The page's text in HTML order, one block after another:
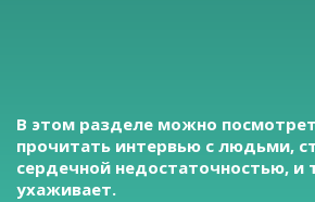
В этом разделе можно
прочитать интервью с людьми,
сердечной недостаточностью, и
ухаживает.